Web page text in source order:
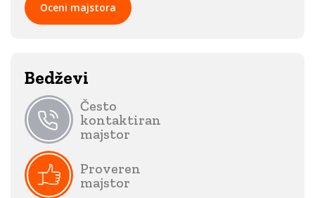
Oceni majstora
Bedževi
Često
kontaktiran
majstor
Proveren
majstor